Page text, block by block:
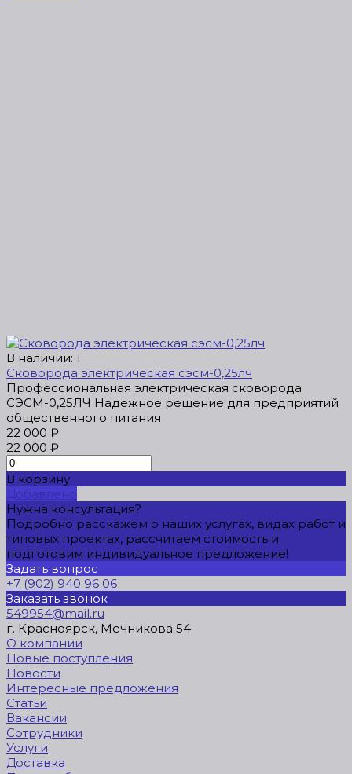
В наличии: 1
Сковорода электрическая сэсм-0,25лч
Профессиональная электрическая сковорода
СЭСМ-0,25ЛЧ Надежное решение для предприятий
общественного питания
22 000 ₽
22 000 ₽
В корзину
Добавлено
Нужна консультация?
Подробно расскажем о наших услугах, видах работ и
типовых проектах, рассчитаем стоимость и
подготовим индивидуальное предложение!
Задать вопрос
+7 (902) 940 96 06
Заказать звонок
549954@mail.ru
г. Красноярск, Мечникова 54
О компании
Новые поступления
Новости
Интересные предложения
Статьи
Вакансии
Сотрудники
Услуги
Доставка